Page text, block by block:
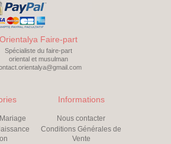
Orientalya Faire-part
Spécialiste du faire-part
oriental et musulman
Informations
Nous contacter
Conditions Générales de
Vente